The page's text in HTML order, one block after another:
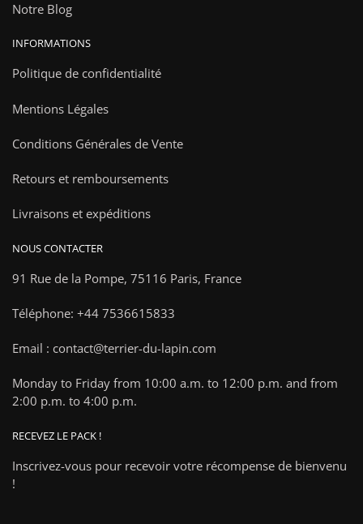
Notre Blog
INFORMATIONS
Politique de confidentialité
Mentions Légales
Conditions Générales de Vente
Retours et remboursements
Livraisons et expéditions
NOUS CONTACTER
91 Rue de la Pompe, 75116 Paris, France
Téléphone: +44 7536615833
Email : contact@terrier-du-lapin.com
Monday to Friday from 10:00 a.m. to 12:00 p.m. and from
2:00 p.m. to 4:00 p.m.
RECEVEZ LE PACK !
Inscrivez-vous pour recevoir votre récompense de bienvenu
!